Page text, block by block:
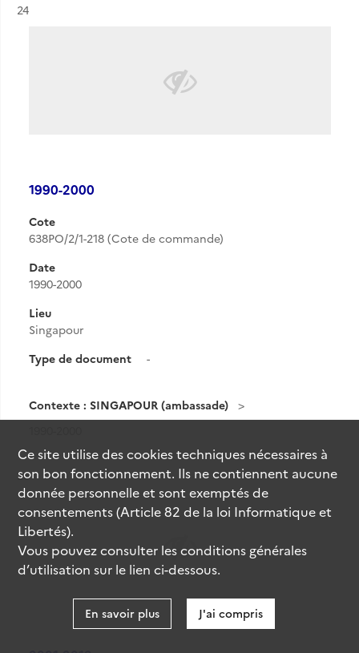
Résultat n°
24
1990-2000
Cote
638PO/2/1-218 (Cote de commande)
Date
1990-2000
Lieu
Singapour
Type de document
-
Contexte : SINGAPOUR (ambassade)
Résultat n°
25
Ce site utilise descookiestechniques nécessaires à
son bon fonctionnement. Ils ne contiennent aucune
donnée personnelle et sont exemptés de
consentements (Article 82 de la loi Informatique et
Libertés).
Vous pouvez consulter les conditions générales
d’utilisation sur le lien ci-dessous.
En savoir plus J'ai compris